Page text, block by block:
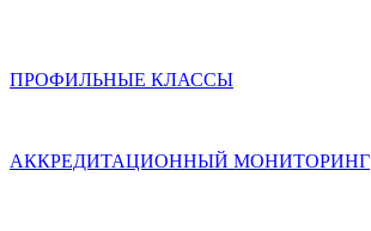
ПРОФИЛЬНЫЕ КЛАССЫ
АККРЕДИТАЦИОННЫЙ МОНИТОРИНГ